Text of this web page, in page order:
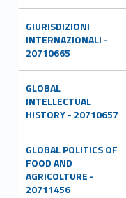
GIURISDIZIONI
INTERNAZIONALI -
20710665
GLOBAL
INTELLECTUAL
HISTORY - 20710657
GLOBAL POLITICS OF
FOOD AND
AGRICOLTURE -
20711456